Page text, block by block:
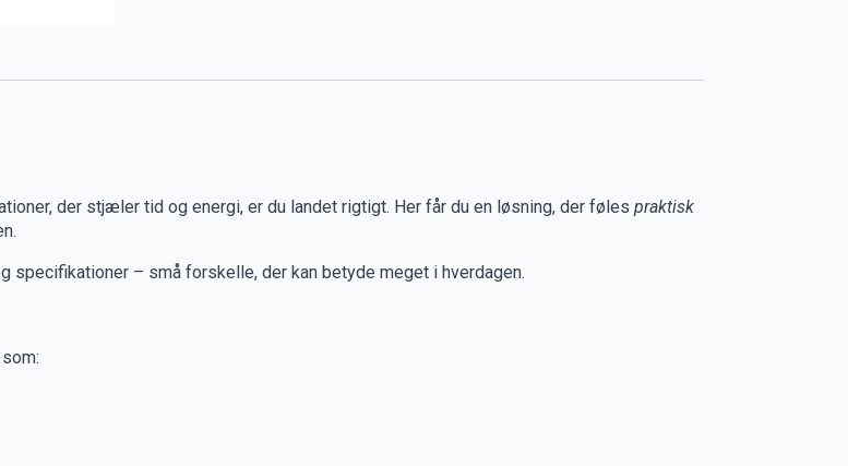
der stjæler tid og energi, er du landet rigtigt. Her får du en løsning, der føles praktisk
specifikationer – små forskelle, der kan betyde meget i hverdagen.